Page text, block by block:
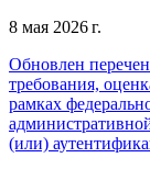
8 мая 2026 г.
Обновлен
требования,
рамках
(или)